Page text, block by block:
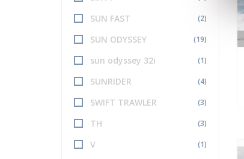
SUN FAST (2)
SUN ODYSSEY (19)
sun odyssey 32i (1)
SUNRIDER (4)
SWIFT TRAWLER (3)
TH (3)
V (1)